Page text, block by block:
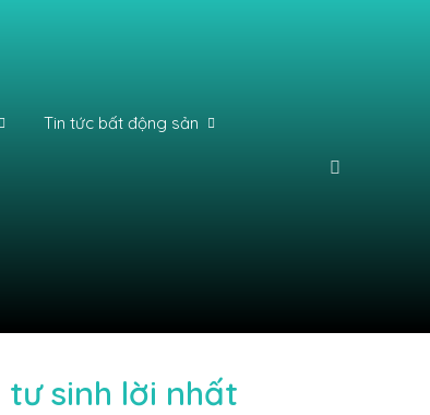
Tin tức bất động sản
tư sinh lời nhất